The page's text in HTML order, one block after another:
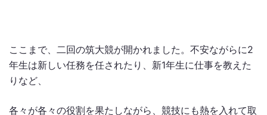
ここまで、二回の筑大競が開かれました。不安ながらに2
年生は新しい任務を任されたり、新1年生に仕事を教えた
りなど、
各々が各々の役割を果たしながら、競技にも熱を入れて取